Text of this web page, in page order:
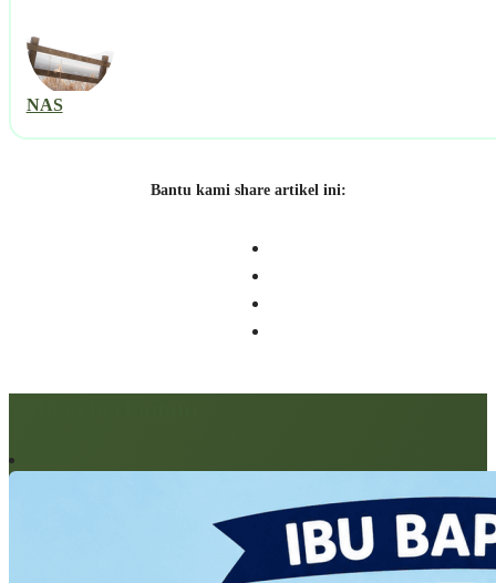
NAS
Bantu kami share artikel ini: